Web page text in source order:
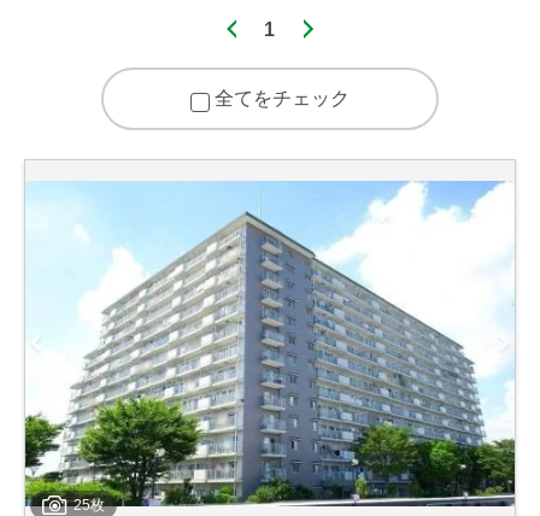
1
全てをチェック
25枚